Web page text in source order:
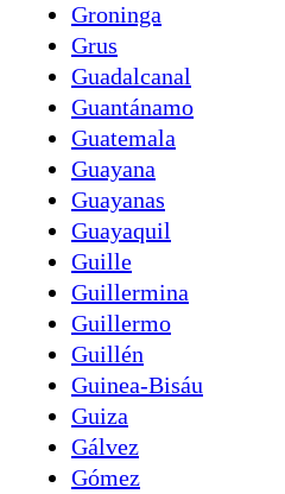
Groninga
Grus
Guadalcanal
Guantánamo
Guatemala
Guayana
Guayanas
Guayaquil
Guille
Guillermina
Guillermo
Guillén
Guinea-Bisáu
Guiza
Gálvez
Gómez